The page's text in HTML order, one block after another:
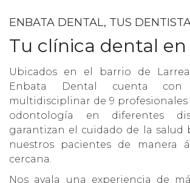
ENBATA DENTAL, TUS
Tu clínica dental
Ubicados en el barrio de
Enbata Dental cuenta
multidisciplinar de 9 profesionales
odontología en diferentes
garantizan el cuidado de la salud
nuestros pacientes de manera
cercana.
Nos avala una experiencia de